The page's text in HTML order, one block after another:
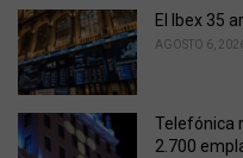
i
e
s
El Ibex 35
AGOSTO 6,
Telefónica
2.700